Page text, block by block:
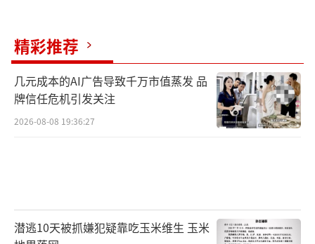
精彩推荐
几元成本的AI广告导致千万市值蒸发 品
牌信任危机引发关注
2026-08-08 19:36:27
潜逃10天被抓嫌犯疑靠吃玉米维生 玉米